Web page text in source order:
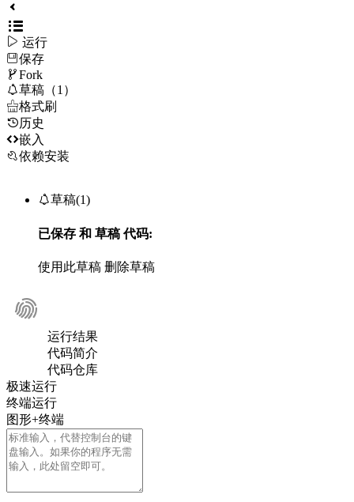
 运行
保存
Fork
草稿（1）
格式刷
历史
嵌入
依赖安装
草稿(1)
已保存 和 草稿代码:
使用此草稿 删除草稿
运行结果
代码简介
代码仓库
极速运行
终端运行
图形+终端